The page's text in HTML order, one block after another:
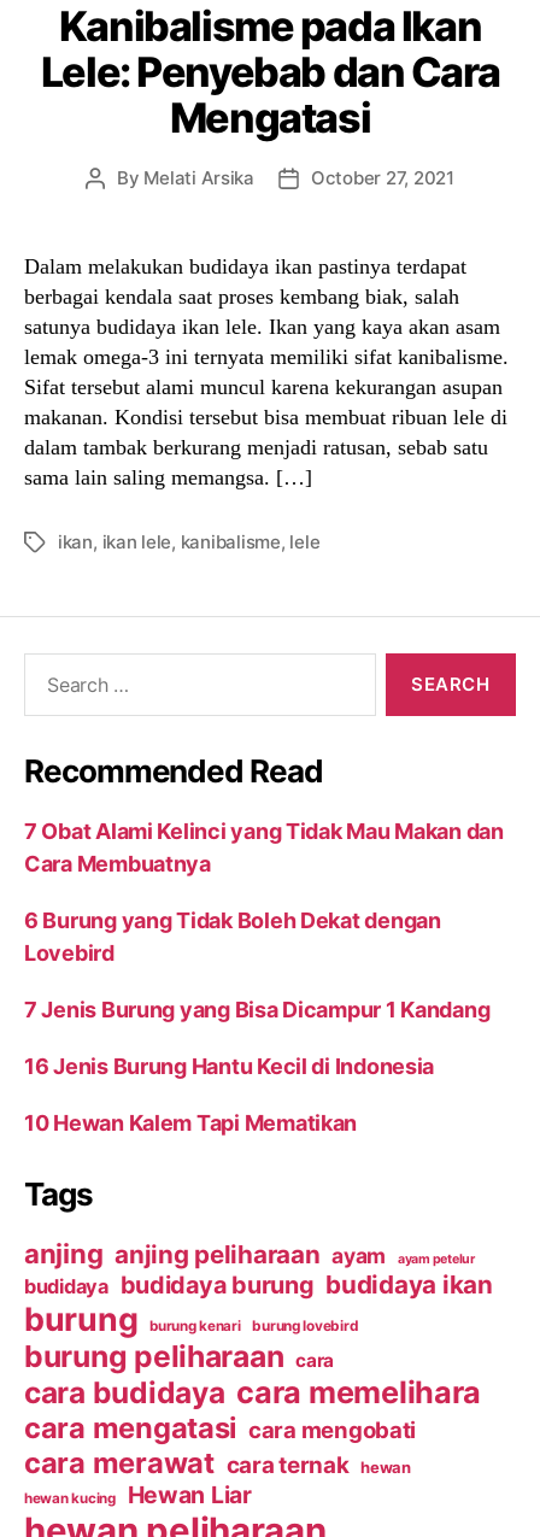
Kanibalisme pada Ikan
Lele: Penyebab dan Cara
Mengatasi
Post
By Melati Arsika
PostOctober 27, 2021
Dalam melakukan budidaya ikan pastinya terdapat
berbagai kendala saat proses kembang biak, salah
satunya budidaya ikan lele. Ikan yang kaya akan asam
lemak omega-3 ini ternyata memiliki sifat kanibalisme.
Sifat tersebut alami muncul karena kekurangan asupan
makanan. Kondisi tersebut bisa membuat ribuan lele di
dalam tambak berkurang menjadi ratusan, sebab satu
sama lain saling memangsa. […]
Tagsikan, ikan lele, kanibalisme, lele
Recommended Read
7 Obat Alami Kelinci yang Tidak Mau Makan dan
Cara Membuatnya
6 Burung yang Tidak Boleh Dekat dengan
Lovebird
7 Jenis Burung yang Bisa Dicampur 1 Kandang
16 Jenis Burung Hantu Kecil di Indonesia
10 Hewan Kalem Tapi Mematikan
Tags
anjing anjing peliharaan ayam ayam petelur
budidaya budidaya burung budidaya ikan
burung burung kenari burung lovebird
burung peliharaan cara
cara budidaya cara memelihara
cara mengatasi cara mengobati
cara merawat cara ternak hewan
hewan kucing Hewan Liar